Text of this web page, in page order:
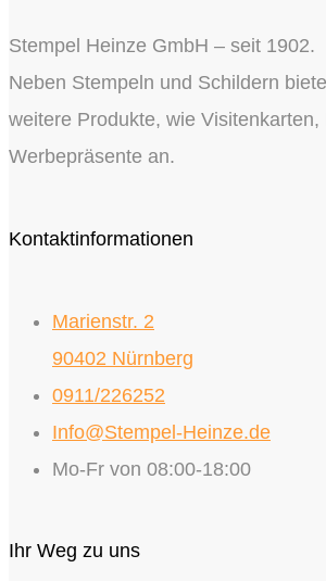
Stempel Heinze GmbH – seit 1902.
Neben Stempeln und Schildern
weitere Produkte, wie Visitenkarten,
Werbepräsente an.
Kontaktinformationen
Marienstr. 2
90402 Nürnberg
0911/226252
Info@Stempel-Heinze.de
Mo-Fr von 08:00-18:00
Ihr Weg zu uns